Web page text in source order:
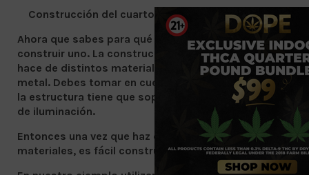
Construcción del cuarto de cultivo
Ahora que sabes para qué se usa el clóset podrás
construir uno. La construcción de dicho mueble se
hace de distintos materiales, pvc, madera o algún
metal. Debes tomar en cuenta que la resistencia de
la estructura tiene que soportar el peso de la fuente
de iluminación.
Entonces una vez que haz decidido el lugar y los
materiales, es fácil construir tu closet.